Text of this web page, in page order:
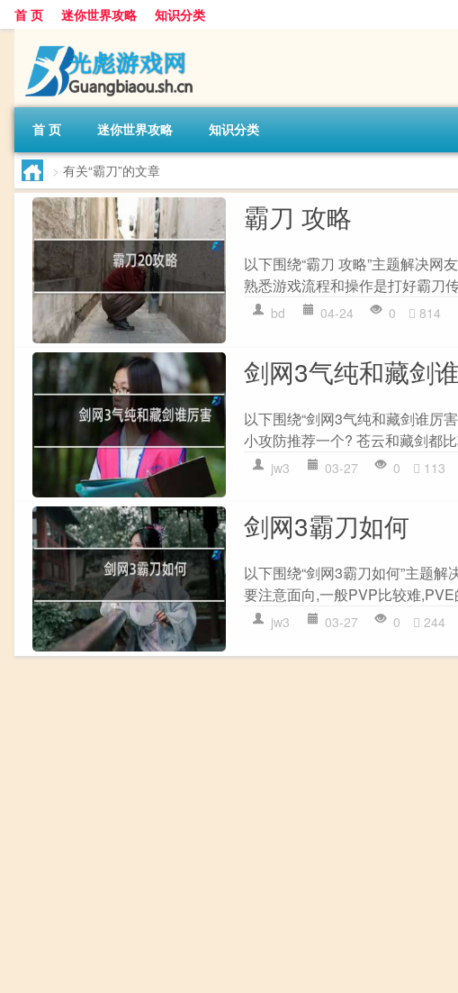
首 页 迷你世界攻略 知识分类
首 页 迷你世界攻略 知识分类
> 有关“霸刀”的文章
霸刀 攻略
以下围绕“霸刀 攻略”主题解决网
熟悉游戏流程和操作是打好霸刀
bd 04-24 0 814
剑网3气纯和藏剑
以下围绕“剑网3气纯和藏剑谁厉
小攻防推荐一个? 苍云和藏剑都
jw3 03-27 0 113
剑网3霸刀如何
以下围绕“剑网3霸刀如何”主题
要注意面向,一般PVP比较难
jw3 03-27 0 244